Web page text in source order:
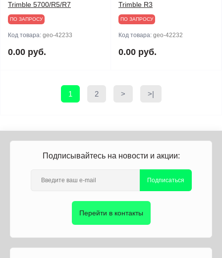
Trimble 5700/R5/R7
ПО ЗАПРОСУ
Код товара: geo-42233
0.00 руб.
Trimble R3
ПО ЗАПРОСУ
Код товара: geo-42232
0.00 руб.
1 2 > >|
Подписывайтесь на новости и акции:
Подписаться
Перейти в контакты